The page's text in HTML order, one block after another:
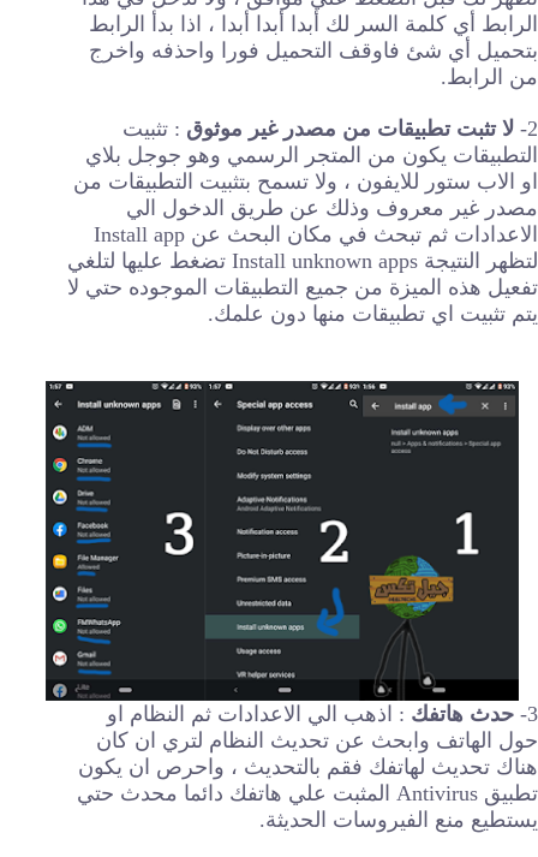
الرابط أي كلمة السر لك أبدا أبدا أبدا ، اذا بدأ الرابط
بتحميل أي شئ فاوقف التحميل فورا واحذفه واخرج
من الرابط.
2- لا تثبت تطبيقات من مصدر غير موثوق : تثبيت
التطبيقات يكون من المتجر الرسمي وهو جوجل بلاي
او الاب ستور للايفون ، ولا تسمح بتثبيت التطبيقات من
مصدر غير معروف وذلك عن طريق الدخول الي
الاعدادات ثم تبحث في مكان البحث عن Install app
لتظهر النتيجة Install unknown apps تضغط عليها لتلغي
تفعيل هذه الميزة من جميع التطبيقات الموجوده حتي لا
يتم تثبيت اي تطبيقات منها دون علمك.
3- حدث هاتفك : اذهب الي الاعدادات ثم النظام او
حول الهاتف وابحث عن تحديث النظام لتري ان كان
هناك تحديث لهاتفك فقم بالتحديث ، واحرص ان يكون
تطبيق Antivirus المثبت علي هاتفك دائما محدث حتي
يستطيع منع الفيروسات الحديثة.